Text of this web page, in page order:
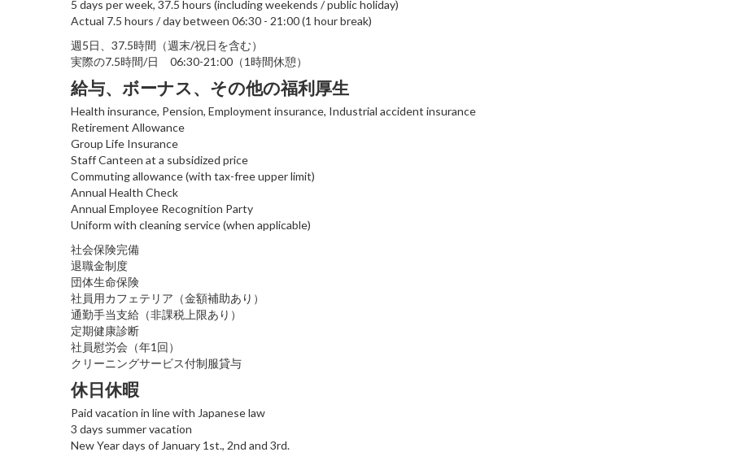
5 days per week, 37.5 hours (including weekends / public holiday)
Actual 7.5 hours / day between 06:30 - 21:00 (1 hour break)
週5日、37.5時間（週末/祝日を含む）
実際の7.5時間/日 06:30-21:00（1時間休憩）
給与、ボーナス、その他の福利厚生
Health insurance, Pension, Employment insurance, Industrial accident insurance
Retirement Allowance
Group Life Insurance
Staff Canteen at a subsidized price
Commuting allowance (with tax-free upper limit)
Annual Health Check
Annual Employee Recognition Party
Uniform with cleaning service (when applicable)
社会保険完備
退職金制度
団体生命保険
社員用カフェテリア（金額補助あり）
通勤手当支給（非課税上限あり）
定期健康診断
社員慰労会（年1回）
クリーニングサービス付制服貸与
休日休暇
Paid vacation in line with Japanese law
3 days summer vacation
New Year days of January 1st., 2nd and 3rd.